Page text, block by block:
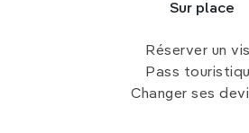
Sur place
Réserver un
Pass
Changer ses